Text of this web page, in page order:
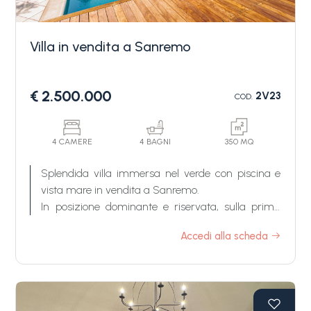
Villa in vendita a Sanremo
€ 2.500.000 COD.2V23
4 CAMERE 4 BAGNI 350 MQ
Splendida villa immersa nel verde con piscina e
vista mare in vendita a Sanremo.
In posizione dominante e riservata, sulla prima
vendita è circondata da circa 3.000 m2 di giardino
La villa, in perfetto stato di manutenzione, si
sviluppa su tre livelli e dispone di una superficie
Accedi alla scheda
Camere
minime
Qualsiasi
2